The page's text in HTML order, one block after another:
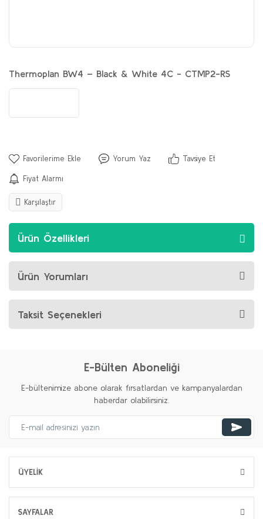
Thermoplan BW4 – Black & White 4C - CTMP2-RS
Yorum Yaz Tavsiye Et
Fiyat Alarmı
Karşılaştır
Ürün Özellikleri
Ürün Yorumları
Taksit Seçenekleri
E-Bülten Aboneliği
E-bültenimize abone olarak fırsatlardan ve kampanyalardan
haberdar olabilirsiniz.
ÜYELİK
SAYFALAR